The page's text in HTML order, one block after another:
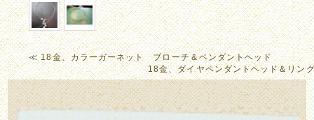
≪18金、カラーガーネット ブローチ＆ペンダントヘッド
18金、ダイヤペンダントヘッド＆リン